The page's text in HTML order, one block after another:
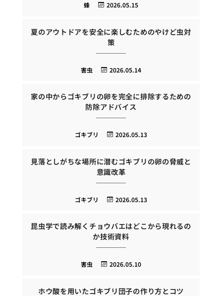
2026.05.15
蜂
夏のアウトドアを安全に楽しむためのやけど虫対
策
2026.05.14
害虫
家の中からゴキブリの卵を完全に排除するための
防除アドバイス
2026.05.13
ゴキブリ
見落としがちな場所に潜むゴキブリの卵の脅威と
意識改革
2026.05.13
ゴキブリ
昆虫学で読み解くチョウバエはどこから現れるの
か技術資料
2026.05.10
害虫
ホウ酸を用いたゴキブリ団子の作り方とコツ